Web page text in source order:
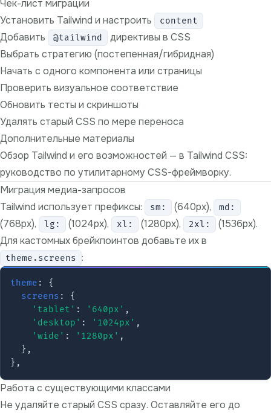
Чек-лист миграции
Установить Tailwind и настроить
content
Добавить @tailwind
директивы в CSS
Выбрать стратегию (постепенная/гибридная)
Начать с одного компонента или страницы
Проверить визуальное соответствие
Обновить тесты и скриншоты
Удалять старый CSS по мере переноса
Дополнительные материалы
Обзор Tailwind и его возможностей — в Tailwind CSS:
руководство по утилитарному CSS-фреймворку.
Миграция медиа-запросов
Tailwind использует префиксы:
sm: (640px), md:
(768px), lg: (1024px), xl: (1280px), 2xl:
(1536px).
Для кастомных брейкпоинтов добавьте их в
theme.screens :
theme : {
screens : {
'tablet' : '640px' ,
'desktop' : '1024px' ,
'wide' : '1280px' ,
  },
Работа с существующими классами
Не удаляйте старый CSS сразу. Оставляйте его до